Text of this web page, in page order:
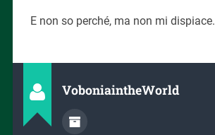
E non so perché, ma non mi dispiace.
VoboniaintheWorld